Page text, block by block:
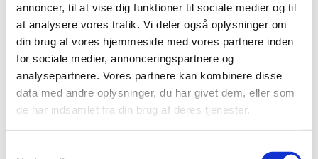
annoncer, til at vise dig funktioner til sociale medier og til
at analysere vores trafik. Vi deler også oplysninger om
din brug af vores hjemmeside med vores partnere inden
for sociale medier, annonceringspartnere og
analysepartnere. Vores partnere kan kombinere disse
data med andre oplysninger, du har givet dem, eller som
de har indsamlet fra din brug af deres tjenester.
Kølemøbler
Pumpestationer